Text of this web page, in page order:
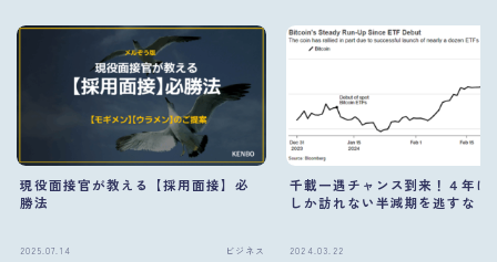
現役面接官が教える【採用面接】必
勝法
2025.07.14 ビジネス
千載一遇チャンス到来！４年に
しか訪れない半減期を逃すな！
2024.03.22